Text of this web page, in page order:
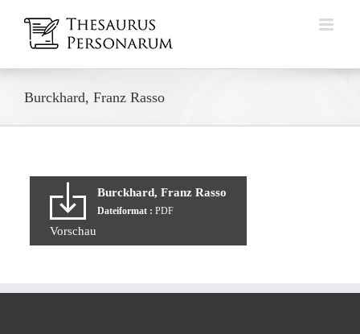
Inhalt
springen
Burckhard, Franz Rasso
Burckhard, Franz Rasso
Dateiformat : PDF
Vorschau